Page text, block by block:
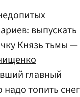
выпускать
Князь тьмы —
главный
надо топить снег